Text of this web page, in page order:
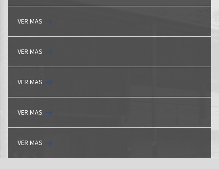
VER MAS
VER MAS
VER MAS
VER MAS
VER MAS